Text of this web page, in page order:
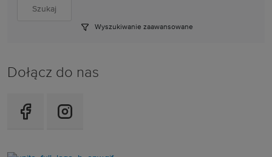
Wyszukiwanie zaawansowane
Dołącz do nas